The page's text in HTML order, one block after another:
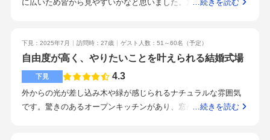
あるホテル挙式に憧れていましたが、相談会で色々と伺ってい
る中でこちらにお願いしたいと決めました。結果論ではありま
すが、今まで関わって下さった皆様、大切に育ててくれた両親
へ感謝を伝えるにあたり、ブラスブルー東京の皆様のおかげで
私自身が温かい気持ちで準備をして臨むことができ、ここを選
んで良かったと本当に思う事が出来ました。準備の過程では、
非常に美味しかったです。特に料理長のイチオシだったスープ
と完璧です。雨の日でも地下通路があり安心だと思います。景
色は都会的であまり自然は感じられませんが、私は悪くないと
思いました。プランナー、支配人、料理長とお話しする機会が
ありました。みなさんとても人柄がよく笑顔が素敵で、素敵な
結婚式にしたいという思いが伝わってきました。・全体的に綺
に広いため皆から見やすいかなと思いました。窓から緑が見え
分たちが出せる予算なのかなと思いました。旬の食材を使って
いるとの事で、シェフのこだわりを感じる、非常においしいお
料理でした。目白駅からすぐに見えるので、迷わずに来れると
思います。また同じビルにカフェも入っているので、少しお茶
することもできると思いました。目白駅内のトイレがきれいな
のも、ゲストのことを考えると良かったです。最初から挙式当
…続きを読む
下見：2025年7月 訪問時：27歳 ゲスト人数：51～60名 （予定）
自由度が高く、やりたいことを叶えられる結婚式場
下見 4.3
外からの光が差し込み木や緑が感じられるナチュラルな雰囲気
です。驚きのあるオープンキッチンがあり、窓からは緑も見え
…続きを読む